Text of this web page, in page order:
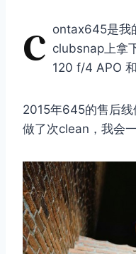
c ontax645是我
clubsnap上拿
120 f/4 APO
2015年645的售后
做了次clean，我会